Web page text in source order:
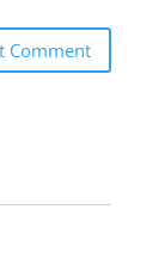
Comment